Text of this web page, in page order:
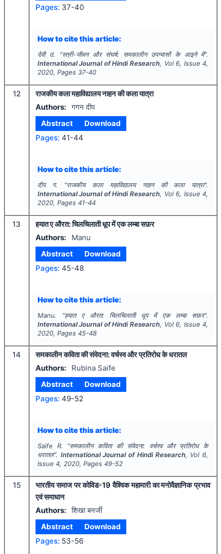
Pages: 37-40
How to cite this article:
देवी उ. "स्त्री-जीवन और संघर्ष: समकालीन उपन्यासों के आइने में".
International Journal of Hindi Research, Vol 6, Issue4,
2020, Pages 37-40
12
राजकीय कला महाविद्यालय नाहन की कला यात्रा
Authors: गगन दीप
Abstract
Download
Pages: 41-44
How to cite this article:
दीप ग. "राजकीय कला महाविद्यालय नाहन की कला यात्रा".
International Journal of Hindi Research, Vol 6, Issue4,
2020, Pages 41-44
13
हयात ए औरत: चिलचिलाती धूप में एक लम्बा सफ़र
Authors:
Manu
Abstract
Download
Pages: 45-48
How to cite this article:
Manu. "हयात ए औरत: चिलचिलाती धूप में एक लम्बा सफ़र".
International Journal of Hindi Research, Vol 6, Issue4,
2020, Pages 45-48
14
समकालीन कविता की संवेदना: वर्चस्व और प्रतिरोध के धरातल
Authors:
Rubina Saife
Abstract
Download
Pages: 49-52
How to cite this article:
Saife R. "समकालीन कविता की संवेदना: वर्चस्व और प्रतिरोध के
धरातल". International Journal of Hindi Research, Vol 6,
Issue 4, 2020, Pages 49-52
15
भारतीय समाज पर कोविड-19 वैश्विक महामारी का मनोवैज्ञानिक प्रभाव
एवं समाधान
Authors: शिखा बनर्जी
Abstract
Download
Pages: 53-56